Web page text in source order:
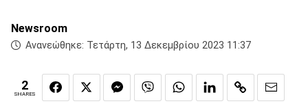
Newsroom
Ανανεώθηκε: Τετάρτη, 13 Δεκεμβρίου 2023 11:37
2
SHARES